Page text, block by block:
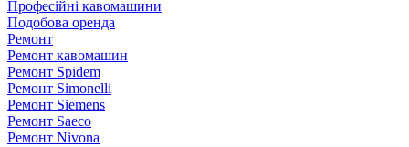
Професійні кавомашини
Подобова оренда
Ремонт
Ремонт кавомашин
Ремонт Spidem
Ремонт Simonelli
Ремонт Siemens
Ремонт Saeco
Ремонт Nivona